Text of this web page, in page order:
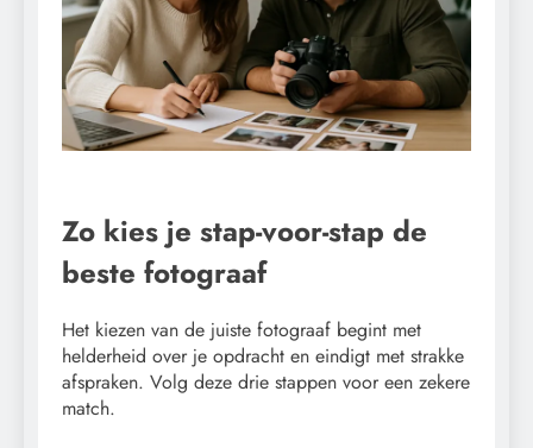
Zo kies je stap-voor-stap de
beste fotograaf
Het kiezen van de juiste fotograaf begint met
helderheid over je opdracht en eindigt met strakke
afspraken. Volg deze drie stappen voor een zekere
match.